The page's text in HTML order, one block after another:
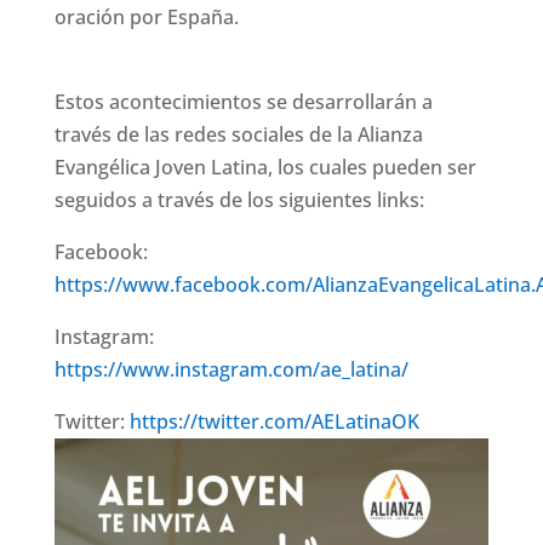
oración por España.
Estos acontecimientos se desarrollarán a
través de las redes sociales de la Alianza
Evangélica Joven Latina, los cuales pueden ser
seguidos a través de los siguientes links:
Facebook:
https://www.facebook.com/
Instagram:
https://www.instagram.com/ae_latina/
Twitter: https://twitter.com/AELatinaOK